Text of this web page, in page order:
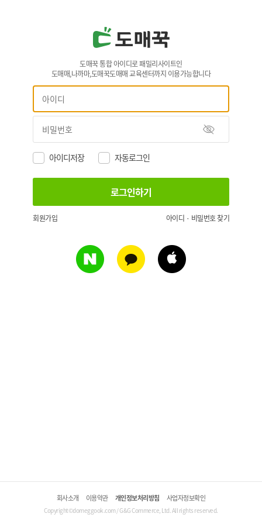
도매꾹 통합 아이디로 패밀리사이트인
도매매,나까마,도매꾹도매매 교육센터까지 이용가능합니다
아이디저장 자동로그인
회원가입 아이디 · 비밀번호 찾기
회사소개 이용약관 개인정보처리방침 사업자정보확인
Copyright©domeggook.com / G&G Commerce, Ltd. All rights reserved.